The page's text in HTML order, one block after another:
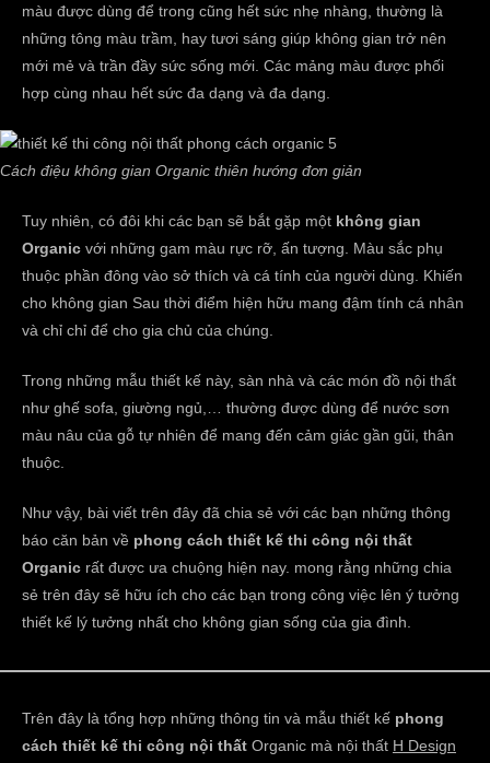
màu được dùng để trong cũng hết sức nhẹ nhàng, thường là
những tông màu trầm, hay tươi sáng giúp không gian trở nên
mới mẻ và trần đầy sức sống mới. Các mảng màu được phối
hợp cùng nhau hết sức đa dạng và đa dạng.
Cách điệu không gian Organic thiên hướng đơn giản
Tuy nhiên, có đôi khi các bạn sẽ bắt gặp một không gian
Organic với những gam màu rực rỡ, ấn tượng. Màu sắc phụ
thuộc phần đông vào sở thích và cá tính của người dùng. Khiến
cho không gian Sau thời điểm hiện hữu mang đậm tính cá nhân
và chỉ chỉ để cho gia chủ của chúng.
Trong những mẫu thiết kế này, sàn nhà và các món đồ nội thất
như ghế sofa, giường ngủ,… thường được dùng để nước sơn
màu nâu của gỗ tự nhiên để mang đến cảm giác gần gũi, thân
thuộc.
Như vậy, bài viết trên đây đã chia sẻ với các bạn những thông
báo căn bản về phong cách thiết kế thi công nội thất
Organic rất được ưa chuộng hiện nay. mong rằng những chia
sẻ trên đây sẽ hữu ích cho các bạn trong công việc lên ý tưởng
thiết kế lý tưởng nhất cho không gian sống của gia đình.
Trên đây là tổng hợp những thông tin và mẫu thiết kế phong
cách thiết kế thi công nội thất Organic mà nội thất H Design